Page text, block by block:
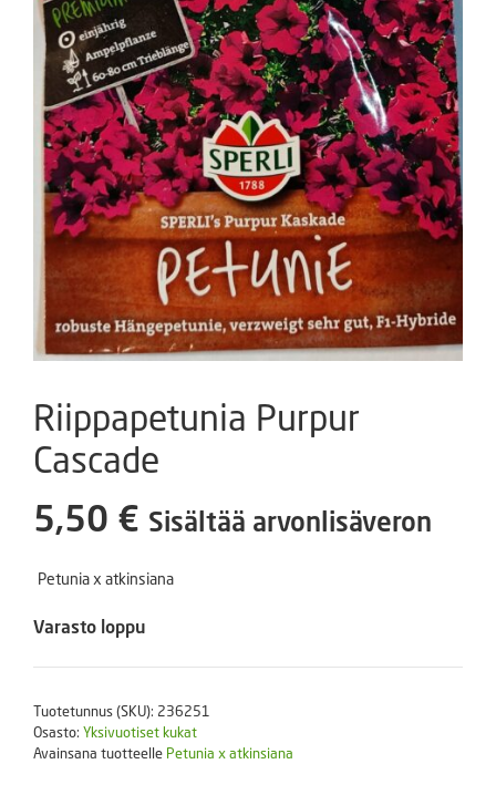
Riippapetunia Purpur
Cascade
5,50 € Sisältää arvonlisäveron
Petunia x atkinsiana
Varasto loppu
Tuotetunnus (SKU): 236251
Osasto: Yksivuotiset kukat
Avainsana tuotteelle Petunia x atkinsiana